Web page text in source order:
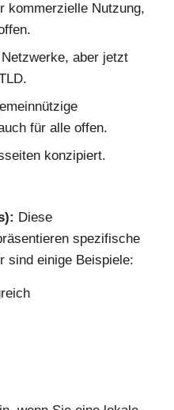
kommerzielle Nutzung,
aber jetzt
für alle offen.
konzipiert.
Diese
spezifische
sind einige Beispiele: